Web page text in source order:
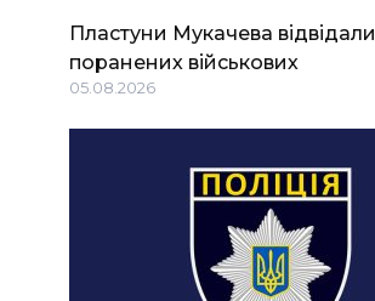
Пластуни Мукачева відвідали
поранених військових
05.08.2026